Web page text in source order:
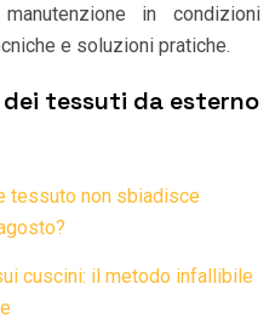
in condizioni
e soluzioni pratiche.
dei tessuti da esterno
tessuto non sbiadisce
cuscini: il metodo infallibile